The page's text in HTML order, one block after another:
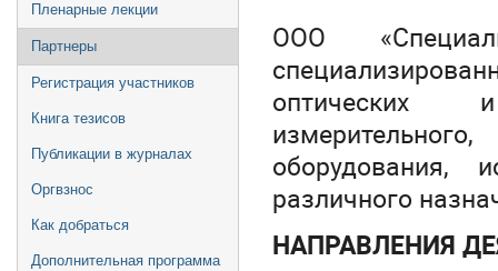
Пленарные лекции
Партнеры
Регистрация участников
Книга тезисов
Публикации в журналах
Оргвзнос
Как добраться
Дополнительная программа
ООО
оптических и
оборудования,
различного
НАПРАВЛЕНИЯ